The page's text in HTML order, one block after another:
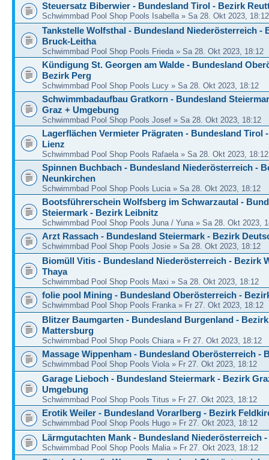
Steuersatz Biberwier - Bundesland Tirol - Bezirk
Schwimmbad Pool Shop Pools Isabella » Sa 28. Okt 2023, 18:12
Tankstelle Wolfsthal - Bundesland Niederösterreich -
Bruck-Leitha
Schwimmbad Pool Shop Pools Frieda » Sa 28. Okt 2023, 18:12
Kündigung St. Georgen am Walde - Bundesland
Bezirk Perg
Schwimmbad Pool Shop Pools Lucy » Sa 28. Okt 2023, 18:12
Schwimmbadaufbau Gratkorn - Bundesland
Graz + Umgebung
Schwimmbad Pool Shop Pools Josef » Sa 28. Okt 2023, 18:12
Lagerflächen Vermieter Prägraten - Bundesland Tirol
Lienz
Schwimmbad Pool Shop Pools Rafaela » Sa 28. Okt 2023, 18:12
Spinnen Buchbach - Bundesland Niederösterreich -
Neunkirchen
Schwimmbad Pool Shop Pools Lucia » Sa 28. Okt 2023, 18:12
Bootsführerschein Wolfsberg im Schwarzautal -
Steiermark - Bezirk Leibnitz
Schwimmbad Pool Shop Pools Juna / Yuna » Sa 28. Okt 2023,
Arzt Rassach - Bundesland Steiermark - Bezirk
Schwimmbad Pool Shop Pools Josie » Sa 28. Okt 2023, 18:12
Biomüll Vitis - Bundesland Niederösterreich - Bezirk
Thaya
Schwimmbad Pool Shop Pools Maxi » Sa 28. Okt 2023, 18:12
folie pool Mining - Bundesland Oberösterreich -
Schwimmbad Pool Shop Pools Franka » Fr 27. Okt 2023, 18:12
Blitzer Baumgarten - Bundesland Burgenland - Bezirk
Mattersburg
Schwimmbad Pool Shop Pools Chiara » Fr 27. Okt 2023, 18:12
Massage Wippenham - Bundesland Oberösterreich -
Schwimmbad Pool Shop Pools Viola » Fr 27. Okt 2023, 18:12
Garage Lieboch - Bundesland Steiermark - Bezirk
Umgebung
Schwimmbad Pool Shop Pools Titus » Fr 27. Okt 2023, 18:12
Erotik Weiler - Bundesland Vorarlberg - Bezirk
Schwimmbad Pool Shop Pools Hugo » Fr 27. Okt 2023, 18:12
Lärmgutachten Mank - Bundesland Niederösterreich
Schwimmbad Pool Shop Pools Malia » Fr 27. Okt 2023, 18:12